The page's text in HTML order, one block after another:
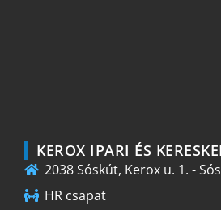
KEROX IPARI ÉS
2038 Sóskút, Kerox u. 1. -
HR csapat